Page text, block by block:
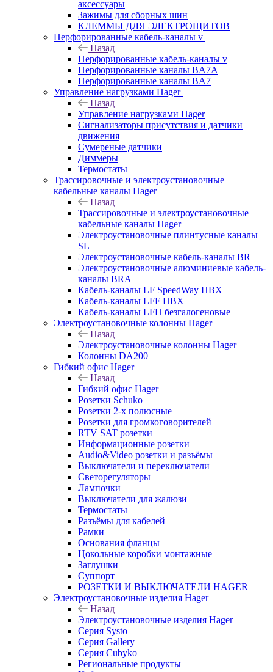
аксессуары
Зажимы для сборных шин
КЛЕММЫ ДЛЯ ЭЛЕКТРОЩИТОВ
Перфорированные кабель-каналы v
Назад
Перфорированные кабель-каналы v
Перфорированные каналы BA7A
Перфорированные каналы BA7
Управление нагрузками Hager
Назад
Управление нагрузками Hager
Сигнализаторы присутствия и датчики
движения
Сумереные датчики
Диммеры
Термостаты
Трассировочные и электроустановочные
кабельные каналы Hager
Назад
Трассировочные и электроустановочные
кабельные каналы Hager
Электроустановочные плинтусные каналы
SL
Электроустановочные кабель-каналы BR
Электроустановочные алюминиевые кабель-
каналы BRA
Кабель-каналы LF SpeedWay ПВХ
Кабель-каналы LFF ПВХ
Кабель-каналы LFH безгалогеновые
Электроустановочные колонны Hager
Назад
Электроустановочные колонны Hager
Колонны DA200
Гибкий офис Hager
Назад
Гибкий офис Hager
Розетки Schuko
Розетки 2-х полюсные
Розетки для громкоговорителей
RTV SAT розетки
Информационные розетки
Audio&Video розетки и разъёмы
Выключатели и переключатели
Светорегуляторы
Лампочки
Выключатели для жалюзи
Термостаты
Разъёмы для кабелей
Рамки
Основания фланцы
Цокольные коробки монтажные
Заглушки
Суппорт
РОЗЕТКИ И ВЫКЛЮЧАТЕЛИ HAGER
Электроустановочные изделия Hager
Назад
Электроустановочные изделия Hager
Серия Systo
Серия Gallery
Серия Cubyko
Региональные продукты